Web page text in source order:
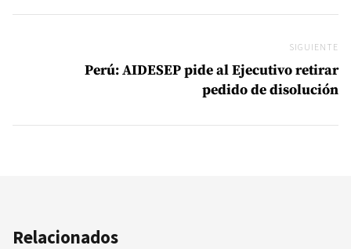
SIGUIENTE
Perú: AIDESEP pide al Ejecutivo retirar
pedido de disolución
Relacionados